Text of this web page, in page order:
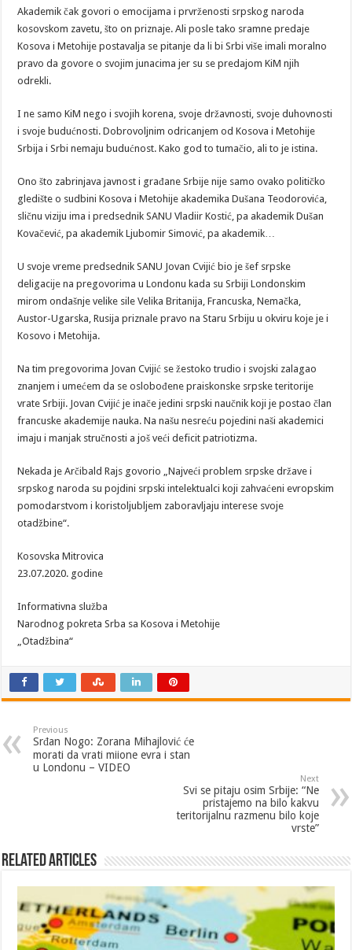
Akademik čak govori o emocijama i prvrženosti srpskog naroda
kosovskom zavetu, što on priznaje. Ali posle tako sramne predaje
Kosova i Metohije postavalja se pitanje da li bi Srbi više imali moralno
pravo da govore o svojim junacima jer su se predajom KiM njih
odrekli.
I ne samo KiM nego i svojih korena, svoje državnosti, svoje duhovnosti
i svoje budućnosti. Dobrovoljnim odricanjem od Kosova i Metohije
Srbija i Srbi nemaju budućnost. Kako god to tumačio, ali to je istina.
Ono što zabrinjava javnost i građane Srbije nije samo ovako političko
gledište o sudbini Kosova i Metohije akademika Dušana Teodorovića,
sličnu viziju ima i predsednik SANU Vladiir Kostić, pa akademik Dušan
Kovačević, pa akademik Ljubomir Simović, pa akademik…
U svoje vreme predsednik SANU Jovan Cvijić bio je šef srpske
deligacije na pregovorima u Londonu kada su Srbiji Londonskim
mirom ondašnje velike sile Velika Britanija, Francuska, Nemačka,
Austor-Ugarska, Rusija priznale pravo na Staru Srbiju u okviru koje je i
Kosovo i Metohija.
Na tim pregovorima Jovan Cvijić se žestoko trudio i svojski zalagao
znanjem i umećem da se oslobođene praiskonske srpske teritorije
vrate Srbiji. Jovan Cvijić je inače jedini srpski naučnik koji je postao član
francuske akademije nauka. Na našu nesreću pojedini naši akademici
imaju i manjak stručnosti a još veći deficit patriotizma.
Nekada je Arčibald Rajs govorio „Najveći problem srpske države i
srpskog naroda su pojdini srpski intelektualci koji zahvaćeni evropskim
pomodarstvom i koristoljubljem zaboravljaju interese svoje
otadžbine“.
Kosovska Mitrovica
23.07.2020. godine
Informativna služba
Narodnog pokreta Srba sa Kosova i Metohije
„Otadžbina“
Previous
Srđan Nogo: Zorana Mihajlović će
morati da vrati miione evra i stan
u Londonu – VIDEO
Next
Svi se pitaju osim Srbije: “Ne
pristajemo na bilo kakvu
teritorijalnu razmenu bilo koje
vrste”
Related Articles